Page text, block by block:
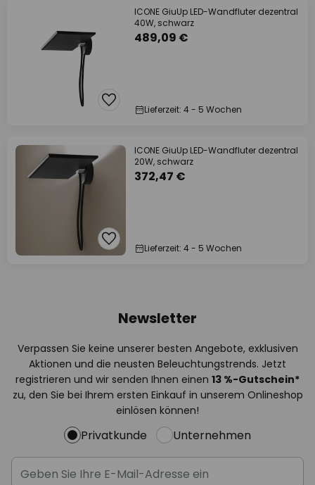
ICONE GiuUp LED-Wandfluter dezentral
40W, schwarz
489,09 €
Lieferzeit: 4 - 5 Wochen
ICONE GiuUp LED-Wandfluter dezentral
20W, schwarz
372,47 €
Lieferzeit: 4 - 5 Wochen
Newsletter
Verpassen Sie keine unserer besten Angebote, exklusiven
Aktionen und die neusten Beleuchtungstrends. Jetzt
registrieren und wir senden Ihnen einen 13 %-Gutschein*
zu, den Sie bei Ihrem ersten Einkauf in unserem Onlineshop
einlösen können!
Privatkunde Unternehmen